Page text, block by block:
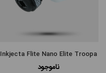
#پن شارژی RECTOR
Inkjecta Flite Nano Elite Troopa
ناموجود